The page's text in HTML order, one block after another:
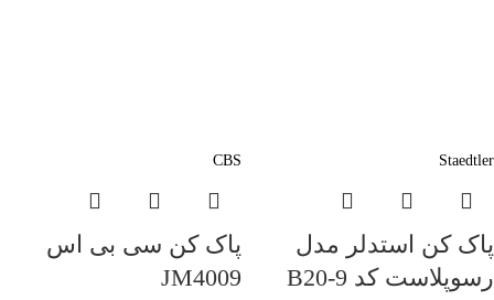
Staedtler
پاک کن استدلر مدل
رسوپلاست کد B20-9
CBS
پاک کن سی بی اس
JM4009